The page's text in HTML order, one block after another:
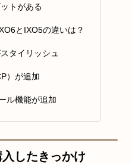
トがある
とIXO5の違いは？
タイリッシュ
）が追加
ル機能が追加
したきっかけ